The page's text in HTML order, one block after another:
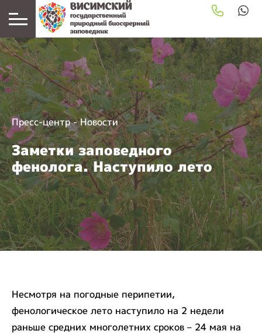
Пресс-центр-Новости
Заметки заповедного
фенолога. Наступило лето
Несмотря на погодные перипетии,
фенологическое лето наступило на 2 недели
раньше средних многолетних сроков – 24 мая на